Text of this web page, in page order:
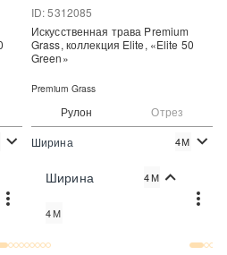
Рулон Отрез
ID: 5312085
Цена:
Искусственная трава Premium
Grass, коллекция Elite, «Elite 50
Green»
Premium Grass
Ширина 4М
Ширина 4М
4М